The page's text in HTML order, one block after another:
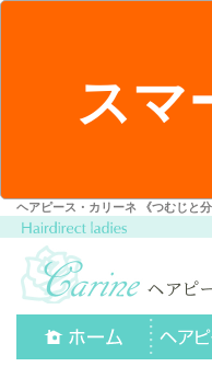
スマ
ヘアピース・カリーネ 《つむじと